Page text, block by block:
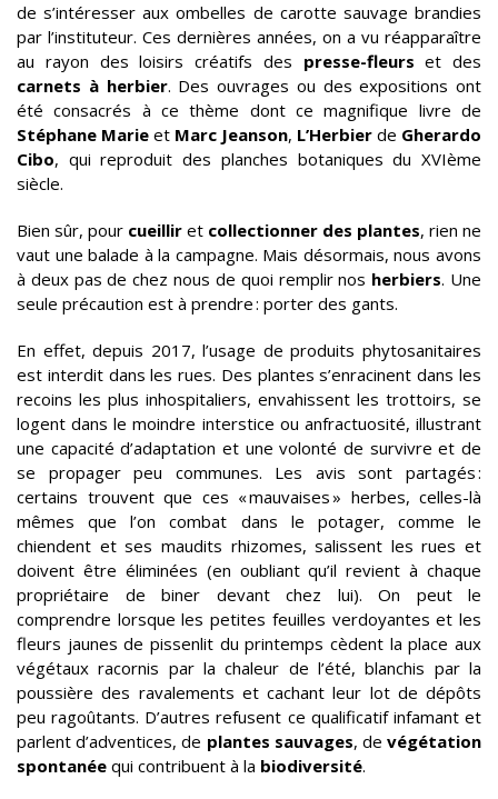
de s’intéresser aux ombelles de carotte sauvage brandies
par l’instituteur. Ces dernières années, on a vu réapparaître
au rayon des loisirs créatifs des presse-fleurs et des
carnets à herbier. Des ouvrages ou des expositions ont
été consacrés à ce thème dont ce magnifique livre de
Stéphane Marie et Marc Jeanson, L’Herbier de Gherardo
Cibo, qui reproduit des planches botaniques du XVIème
siècle.
Bien sûr, pour cueillir et collectionner des plantes, rien ne
vaut une balade à la campagne. Mais désormais, nous avons
à deux pas de chez nous de quoi remplir nos herbiers. Une
seule précaution est à prendre : porter des gants.
En effet, depuis 2017, l’usage de produits phytosanitaires
est interdit dans les rues. Des plantes s’enracinent dans les
recoins les plus inhospitaliers, envahissent les trottoirs, se
logent dans le moindre interstice ou anfractuosité, illustrant
une capacité d’adaptation et une volonté de survivre et de
se propager peu communes. Les avis sont partagés :
certains trouvent que ces « mauvaises » herbes, celles-là
mêmes que l’on combat dans le potager, comme le
chiendent et ses maudits rhizomes, salissent les rues et
doivent être éliminées (en oubliant qu’il revient à chaque
propriétaire de biner devant chez lui). On peut le
comprendre lorsque les petites feuilles verdoyantes et les
fleurs jaunes de pissenlit du printemps cèdent la place aux
végétaux racornis par la chaleur de l’été, blanchis par la
poussière des ravalements et cachant leur lot de dépôts
peu ragoûtants. D’autres refusent ce qualificatif infamant et
parlent d’adventices, de plantes sauvages, devégétation
spontanée qui contribuent à la biodiversité.